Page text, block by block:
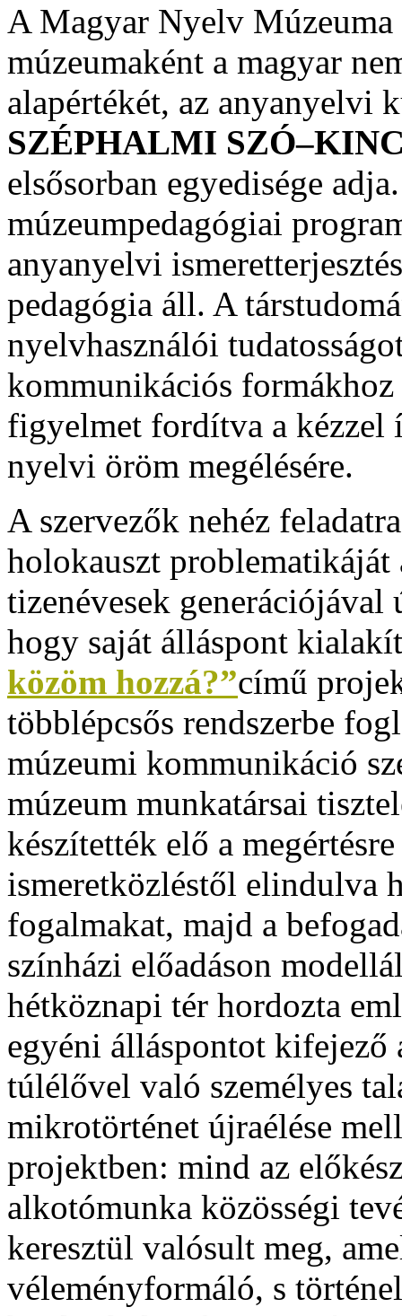
A Magyar Nyelv
múzeumaként a magyar
alapértékét, az anyanyelvi
SZÉPHALMI
elsősorban egyedisége
múzeumpedagógiai
anyanyelvi
pedagógia áll. A
nyelvhasználói
kommunikációs
figyelmet fordítva a kézzel
nyelvi öröm megélésére.
A szervezők nehéz
holokauszt
tizenévesek
hogy saját álláspont
közöm hozzá?”című
többlépcsős rendszerbe
múzeumi kommunikáció
múzeum munkatársai
készítették elő a
ismeretközléstől elindulva
fogalmakat, majd a
színházi előadáson
hétköznapi tér hordozta
egyéni álláspontot
túlélővel való személyes
mikrotörténet újraélése
projektben: mind az
alkotómunka közösségi
keresztül valósult meg,
véleményformáló, s